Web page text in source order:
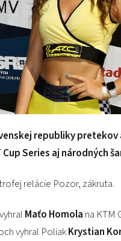
republiky
Series aj národných
relácie Pozor, zákruta.
vyhral Maťo Homola na KTM
vyhral PoliakKrystian